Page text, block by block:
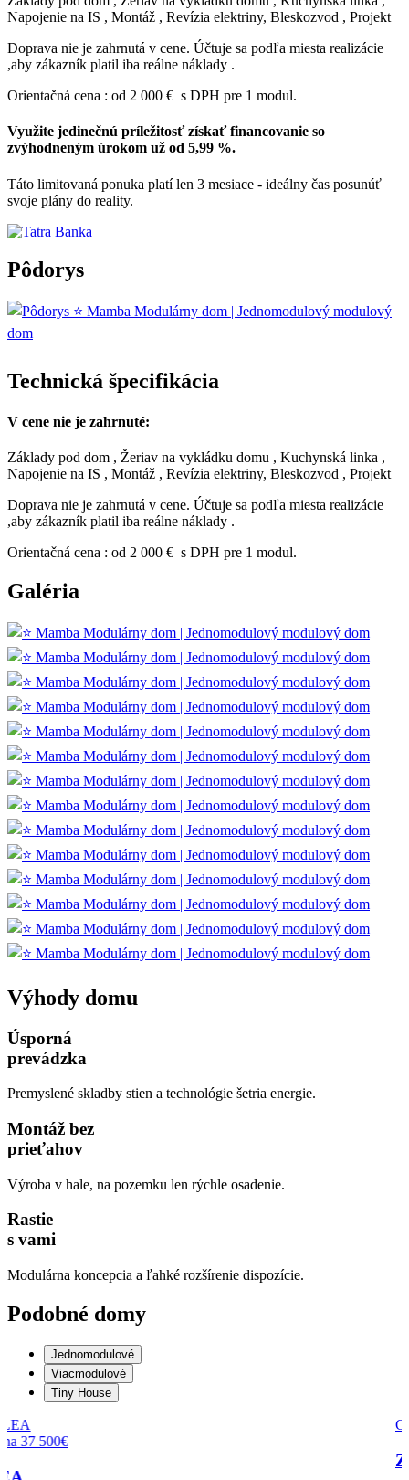
Napojenie na IS , Montáž , Revízia elektriny, Bleskozvod , Projekt
Doprava nie je zahrnutá v cene. Účtuje sa podľa miesta realizácie
,aby zákazník platil iba reálne náklady .
Orientačná cena : od 2 000 € s DPH pre 1 modul.
Využite jedinečnú príležitosť získať financovanie so
zvýhodneným úrokom už od 5,99 %.
Táto limitovaná ponuka platí len 3 mesiace - ideálny čas posunúť
svoje plány do reality.
Pôdorys
Technická špecifikácia
V cene nie je zahrnuté:
Základy pod dom , Žeriav na vykládku domu , Kuchynská linka ,
Napojenie na IS , Montáž , Revízia elektriny, Bleskozvod , Projekt
Doprava nie je zahrnutá v cene. Účtuje sa podľa miesta realizácie
,aby zákazník platil iba reálne náklady .
Orientačná cena : od 2 000 € s DPH pre 1 modul.
Galéria
Výhody domu
Úsporná
prevádzka
Premyslené skladby stien a technológie šetria energie.
Montáž bez
prieťahov
Výroba v hale, na pozemku len rýchle osadenie.
Rastie
s vami
Modulárna koncepcia a ľahké rozšírenie dispozície.
Podobné domy
Jednomodulové
Viacmodulové
Tiny House